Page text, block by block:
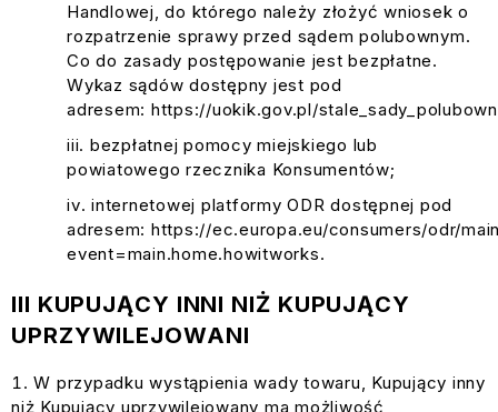
Handlowej, do którego należy złożyć wniosek o
rozpatrzenie sprawy przed sądem polubownym.
Co do zasady postępowanie jest bezpłatne.
Wykaz sądów dostępny jest pod
adresem: https://uokik.gov.pl/
bezpłatnej pomocy miejskiego lub
powiatowego rzecznika Konsumentów;
internetowej platformy ODR dostępnej pod
adresem: https://ec.europa.eu/consumers/odr/
event=main.home.howitworks.
III KUPUJĄCY INNI NIŻ KUPUJĄCY
UPRZYWILEJOWANI
W przypadku wystąpienia wady towaru, Kupujący inny
niż Kupujący uprzywilejowany ma możliwość